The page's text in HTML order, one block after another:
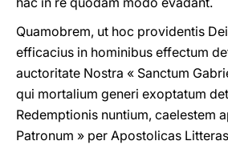
Quamobrem, ut hoc providentis
efficacius in hominibus effectum
auctoritate Nostra « Sanctum
qui mortalium generi exoptatum
Redemptionis nuntium, caelestem
Patronum » per Apostolicas